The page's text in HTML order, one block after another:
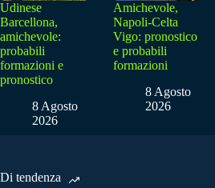
Udinese
Barcellona,
amichevole:
probabili
formazioni e
pronostico
8 Agosto
2026
Amichevole,
Napoli-Celta
Vigo: pronostico
e probabili
formazioni
8 Agosto
2026
Di tendenza